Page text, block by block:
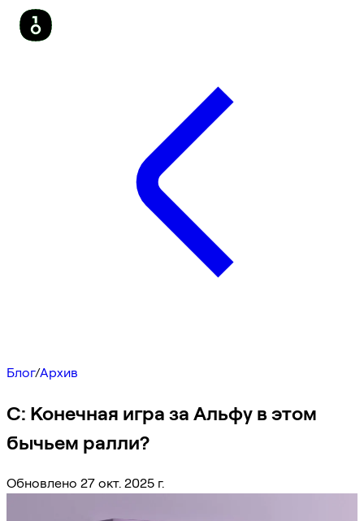
Блог/Архив
C: Конечная игра за Альфу в этом
бычьем ралли?
Обновлено 27 окт. 2025 г.